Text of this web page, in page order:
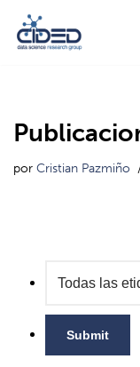
Saltar
por Cristian Pazmiño